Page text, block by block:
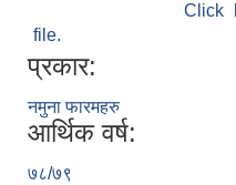
Click
file.
प्रकार:
नमुना फारमहरु
आर्थिक वर्ष:
७८/७९